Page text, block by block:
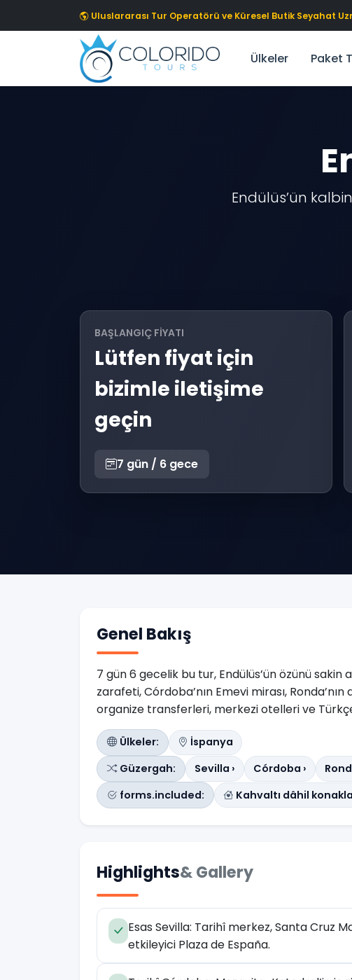
Skip to main contentUluslararası Tur Operatörü ve Küresel Butik Seyahat
Ülkeler Paket
Endülüs’ün
BAŞLANGIÇ FIYATI
Lütfen fiyat için
bizimle iletişime
geçin
7 gün / 6 gece
Genel Bakış
7 gün 6 gecelik bu tur, Endülüs’ün özünü
zarafeti, Córdoba’nın Emevi mirası,
organize transferleri, merkezi otelleri ve
Ülkeler:
İspanya
Güzergah:
Sevilla › Córdoba ›
forms.included:
Kahvaltı dâhil
Highlights& Gallery
Esas Sevilla: Tarihî merkez, Santa Cruz
etkileyici Plaza de España.